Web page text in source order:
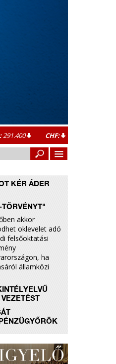
291.400 CHF:
KÉR ÁDER
akkor
oklevelet adó
felsőoktatási
ha
államközi